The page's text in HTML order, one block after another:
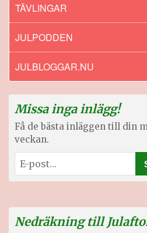
TÄVLINGAR
JULPODDEN
JULBLOGGAR.NU
Missa inga inlägg!
Få de bästa inläggen till din
veckan.
Nedräkning till